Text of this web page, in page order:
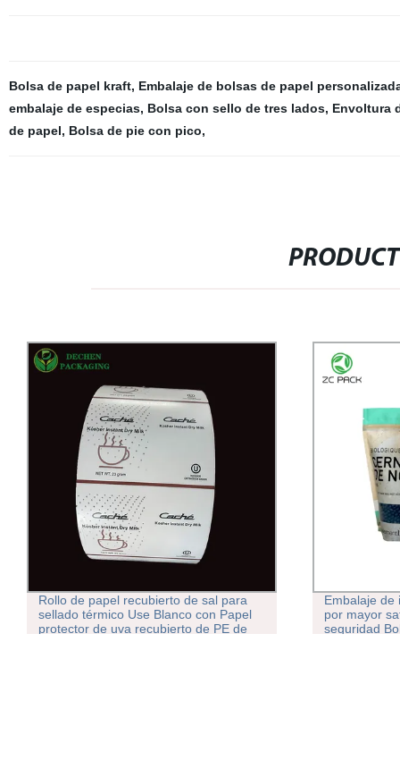
Bolsa de papel kraft, Embalaje de bolsas de papel
embalaje de especias, Bolsa con sello de tres lados, Envoltura
de papel, Bolsa de pie con pico,
Rollo de papel recubierto de sal para
sellado térmico Use Blanco con Papel
protector de uva recubierto de PE de
Embalaje de
por mayor
seguridad